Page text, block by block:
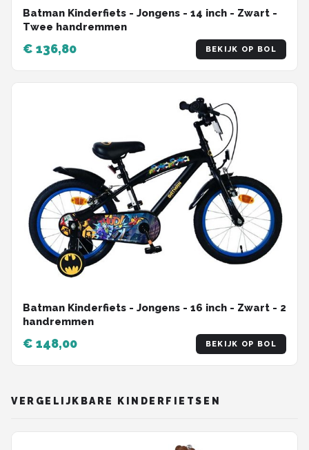
Batman Kinderfiets - Jongens - 14 inch - Zwart -
Twee handremmen
€ 136,80 BEKIJK OP BOL
Batman Kinderfiets - Jongens - 16 inch - Zwart - 2
handremmen
€ 148,00 BEKIJK OP BOL
VERGELIJKBARE KINDERFIETSEN